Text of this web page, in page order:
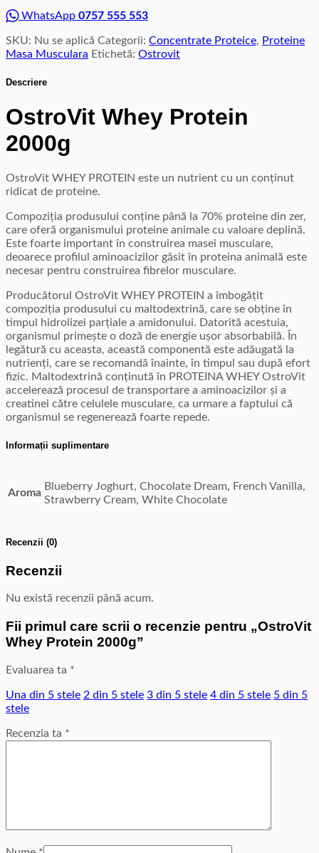
WhatsApp 0757 555 553
SKU: Nu se aplică Categorii: Concentrate Proteice, Proteine
Masa Musculara Etichetă: Ostrovit
Descriere
OstroVit Whey Protein
2000g
OstroVit WHEY PROTEIN este un nutrient cu un conținut
ridicat de proteine.
Compoziția produsului conține până la 70% proteine din zer,
care oferă organismului proteine animale cu valoare deplină.
Este foarte important în construirea masei musculare,
deoarece profilul aminoacizilor găsit în proteina animală este
necesar pentru construirea fibrelor musculare.
Producătorul OstroVit WHEY PROTEIN a îmbogățit
compoziția produsului cu maltodextrină, care se obține în
timpul hidrolizei parțiale a amidonului. Datorită acestuia,
organismul primește o doză de energie ușor absorbabilă. În
legătură cu aceasta, această componentă este adăugată la
nutrienți, care se recomandă înainte, în timpul sau după efort
fizic. Maltodextrină conținută în PROTEINA WHEY OstroVit
accelerează procesul de transportare a aminoacizilor și a
creatinei către celulele musculare, ca urmare a faptului că
organismul se regenerează foarte repede.
Informații suplimentare
Aroma
Blueberry Joghurt, Chocolate Dream, French Vanilla,
Strawberry Cream, White Chocolate
Recenzii (0)
Recenzii
Nu există recenzii până acum.
Fii primul care scrii o recenzie pentru „OstroVit
Whey Protein 2000g”
Evaluarea ta *
Una din 5 stele 2 din 5 stele 3 din 5 stele 4 din 5 stele 5 din 5
stele
Recenzia ta *